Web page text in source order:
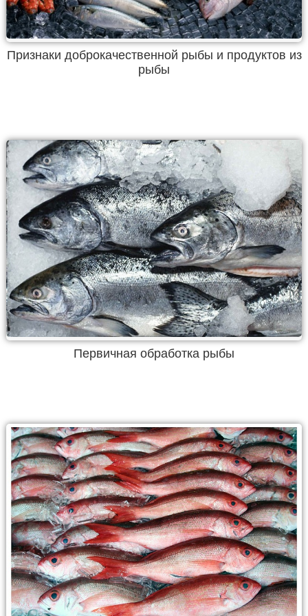
Признаки доброкачественной рыбы и продуктов из
рыбы
Первичная обработка рыбы